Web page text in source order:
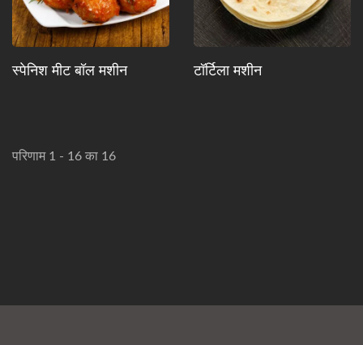
स्पेनिश मीट बॉल मशीन टॉर्टिला मशीन
परिणाम 1 - 16 का 16